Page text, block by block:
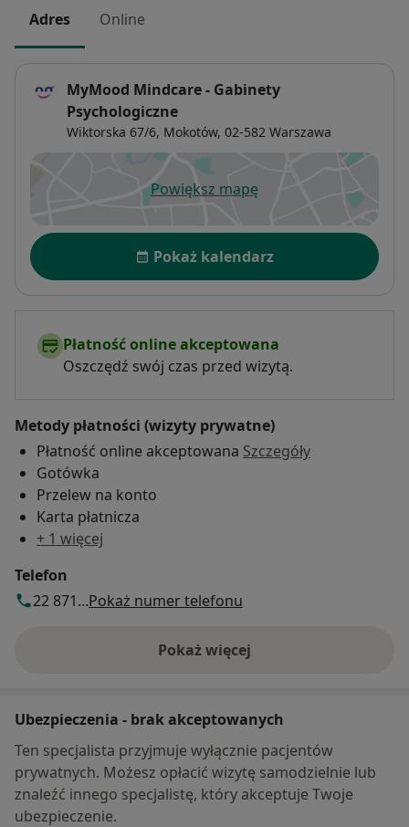
Adres Online
MyMood Mindcare - Gabinety
Psychologiczne
Wiktorska 67/6, Mokotów, 02-582 Warszawa
Powiększ mapęotwiera się w nowej karcie
Dostępność
Pokaż kalendarz
Płatność online akceptowana
Oszczędź swój czas przed wizytą.
Metody płatności (wizyty prywatne)
Płatność online akceptowana Szczegóły
Gotówka
Przelew na konto
Karta płatnicza
+ 1 więcej
Telefon
22 871...Pokaż numer telefonu
Pokaż więcej
o adresie
Ubezpieczenia - brak akceptowanych
Ten specjalista przyjmuje wyłącznie pacjentów
prywatnych. Możesz opłacić wizytę samodzielnie lub
znaleźć innego specjalistę, który akceptuje Twoje
ubezpieczenie.